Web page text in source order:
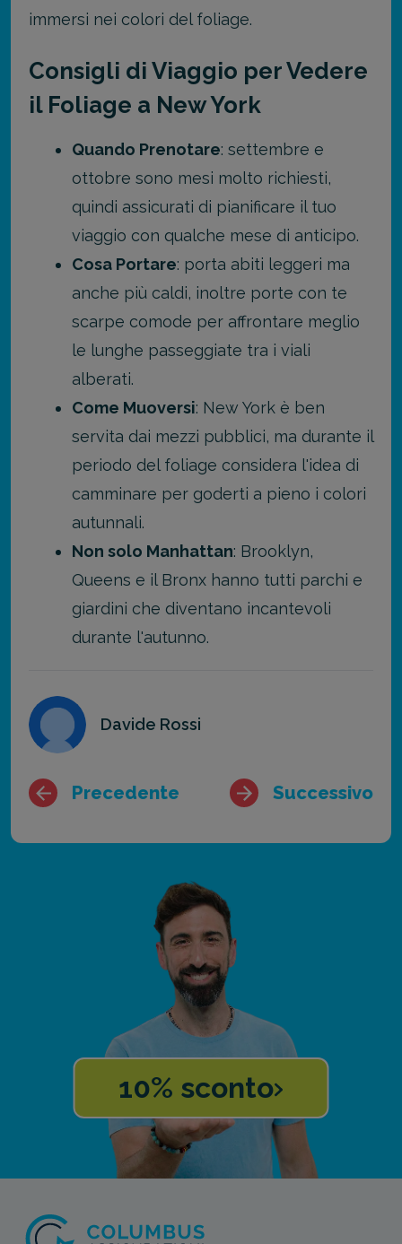
immersi nei colori del foliage.
Consigli di Viaggio per Vedere
il Foliage a New York
Quando Prenotare: settembre e
ottobre sono mesi molto richiesti,
quindi assicurati di pianificare il tuo
viaggio con qualche mese di anticipo.
Cosa Portare: porta abiti leggeri ma
anche più caldi, inoltre porte con te
scarpe comode per affrontare meglio
le lunghe passeggiate tra i viali
alberati.
Come Muoversi: New York è ben
servita dai mezzi pubblici, ma durante il
periodo del foliage considera l'idea di
camminare per goderti a pieno i colori
autunnali.
Non solo Manhattan: Brooklyn,
Queens e il Bronx hanno tutti parchi e
giardini che diventano incantevoli
durante l'autunno.
Davide Rossi
Precedente Successivo
10% sconto